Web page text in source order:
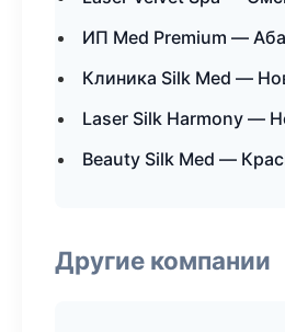
ИП Med Premium —
Клиника Silk Med —
Laser Silk Harmony —
Beauty Silk Med —
Другие компании